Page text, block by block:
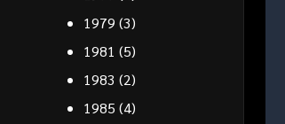
1979 (3)
1981 (5)
1983 (2)
1985 (4)